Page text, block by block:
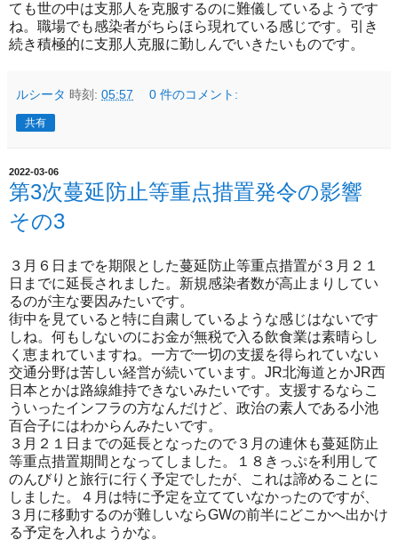
ても世の中は支那人を克服するのに難儀しているようです
ね。職場でも感染者がちらほら現れている感じです。引き
続き積極的に支那人克服に勤しんでいきたいものです。
ルシータ 時刻: 05:57 0 件のコメント:
共有
2022-03-06
第3次蔓延防止等重点措置発令の影響
その3
３月６日までを期限とした蔓延防止等重点措置が３月２１
日までに延長されました。新規感染者数が高止まりしてい
るのが主な要因みたいです。
街中を見ていると特に自粛しているような感じはないです
しね。何もしないのにお金が無税で入る飲食業は素晴らし
く恵まれていますね。一方で一切の支援を得られていない
交通分野は苦しい経営が続いています。JR北海道とかJR西
日本とかは路線維持できないみたいです。支援するならこ
ういったインフラの方なんだけど、政治の素人である小池
百合子にはわからんみたいです。
３月２１日までの延長となったので３月の連休も蔓延防止
等重点措置期間となってしました。１８きっぷを利用して
のんびりと旅行に行く予定でしたが、これは諦めることに
しました。４月は特に予定を立てていなかったのですが、
３月に移動するのが難しいならGWの前半にどこかへ出かけ
る予定を入れようかな。